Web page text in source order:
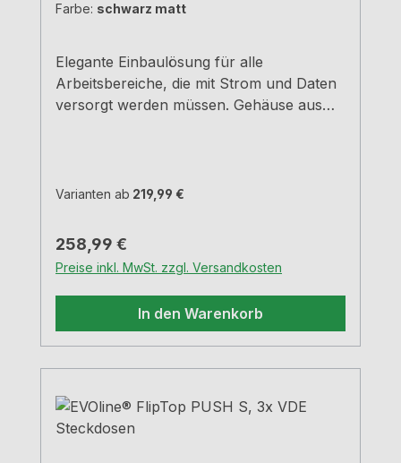
Farbe: schwarz matt
Elegante Einbaulösung für alle
Arbeitsbereiche, die mit Strom und Daten
versorgt werden müssen. Gehäuse aus
Modularadapter RJ453000 mm
Kabelauslass hinten links Für
Arbeitsplatten bis 50 mm StärkeWeitere
individuelle Konfigurationen erhalten Sie
auf Anfrage.VIDEO
Varianten ab 219,99 €
Regulärer Preis:
258,99 €
Preise inkl. MwSt. zzgl. Versandkosten
In den Warenkorb